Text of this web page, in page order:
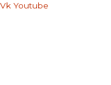
Vk Youtube